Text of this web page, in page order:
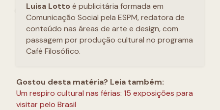
Luisa Lotto é publicitária formada em
Comunicação Social pela ESPM, redatora de
conteúdo nas áreas de arte e design, com
passagem por produção cultural no programa
Café Filosófico.
Gostou desta matéria? Leia também:
Um respiro cultural nas férias: 15 exposições para
visitar pelo Brasil